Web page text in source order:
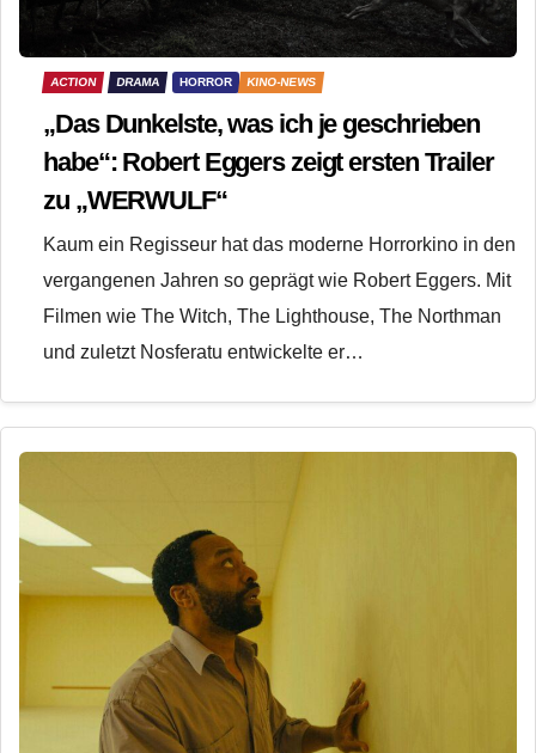
ACTION DRAMA HORROR KINO-NEWS
„Das Dunkelste, was ich je geschrieben
habe“: Robert Eggers zeigt ersten Trailer
zu „WERWULF“
Kaum ein Regisseur hat das moderne Horrorkino in den
vergangenen Jahren so geprägt wie Robert Eggers. Mit
Filmen wie The Witch, The Lighthouse, The Northman
und zuletzt Nosferatu entwickelte er…